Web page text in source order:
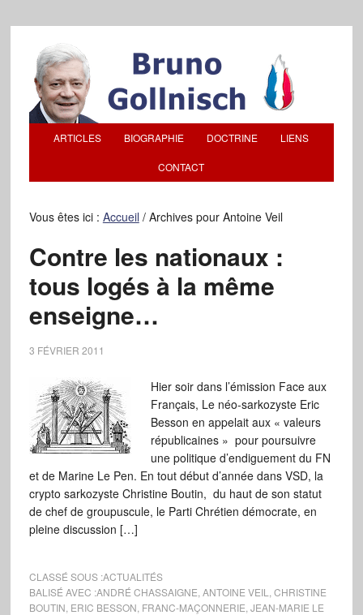
ARTICLES BIOGRAPHIE DOCTRINE LIENS
CONTACT
Vous êtes ici : Accueil /Archives pour Antoine Veil
Contre les nationaux :
tous logés à la même
enseigne…
3 FÉVRIER 2011
Hier soir dans l’émission Face aux
Français, Le néo-sarkozyste Eric
Besson en appelait aux « valeurs
républicaines » pour poursuivre
une politique d’endiguement du FN
et de Marine Le Pen. En tout début d’année dans VSD, la
crypto sarkozyste Christine Boutin, du haut de son statut
de chef de groupuscule, le Parti Chrétien démocrate, en
pleine discussion […]
CLASSÉ SOUS :ACTUALITÉS
BALISÉ AVEC :ANDRÉ CHASSAIGNE ANTOINE VEIL
CHRISTINE
BOUTIN ERIC BESSON FRANC-MAÇONNERIE JEAN-MARIE LE